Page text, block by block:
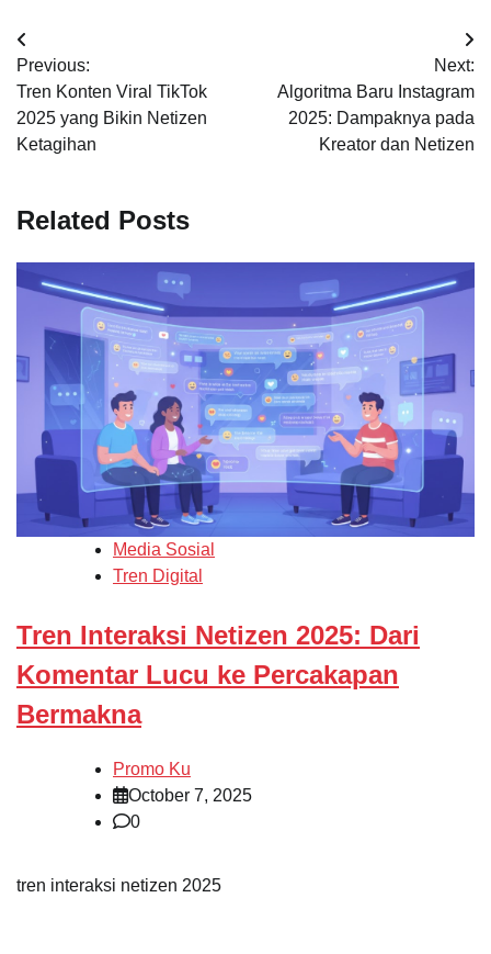
Post
navigation
Previous:
Tren Konten Viral TikTok
2025 yang Bikin Netizen
Ketagihan
Next:
Algoritma Baru Instagram
2025: Dampaknya pada
Kreator dan Netizen
Related Posts
Media Sosial
Tren Digital
Tren Interaksi Netizen 2025: Dari
Komentar Lucu ke Percakapan
Bermakna
Promo Ku
October 7, 2025
0
tren interaksi netizen 2025